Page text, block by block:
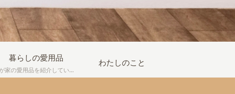
暮らしの愛用品
我が家の愛用品を紹介しています。買って良かった物、実際に使ってみてよかった点などの感想も書いています
わたしのこと